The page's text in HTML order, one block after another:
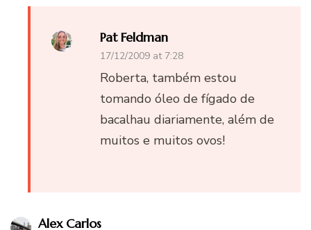
Pat Feldman
17/12/2009 at 7:28
Roberta, também estou
tomando óleo de fígado de
bacalhau diariamente, além de
muitos e muitos ovos!
Alex Carlos